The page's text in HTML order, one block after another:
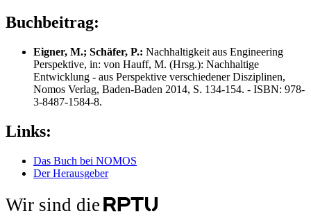
Buchbeitrag:
Eigner, M.; Schäfer, P.: Nachhaltigkeit aus Engineering
Perspektive, in: von Hauff, M. (Hrsg.): Nachhaltige
Entwicklung - aus Perspektive verschiedener Disziplinen,
Nomos Verlag, Baden-Baden 2014, S. 134-154. - ISBN: 978-
3-8487-1584-8.
Links:
Das Buch bei NOMOS
Der Herausgeber
Wir sind die